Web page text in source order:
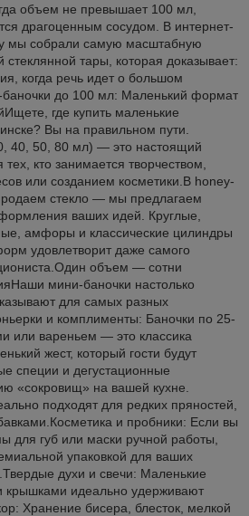
объем не превышает 100 мл,
драгоценным сосудом. В интернет-
мы собрали самую масштабную
тары, которая доказывает:
когда речь идет о большом
до 100 мл: Маленький формат
где купить маленькие
Вы на правильном пути.
40, 50, 80 мл) — это настоящий
кто занимается творчеством,
или созданием косметики.В honey-
стекло — мы предлагаем
ваших идей. Круглые,
амфоры и классические цилиндры
удовлетворит даже самого
объем — сотни
мини-баночки настолько
для самых разных
и комплименты: Баночки по 25-
или вареньем — это классика
жест, который гости будут
специи и дегустационные
«сокровищ» на вашей кухне.
подходят для редких пряностей,
и пробники: Если вы
для губ или маски ручной работы,
упаковкой для ваших
духи и свечи: Маленькие
крышками идеально удерживают
Хранение бисера, блесток, мелкой